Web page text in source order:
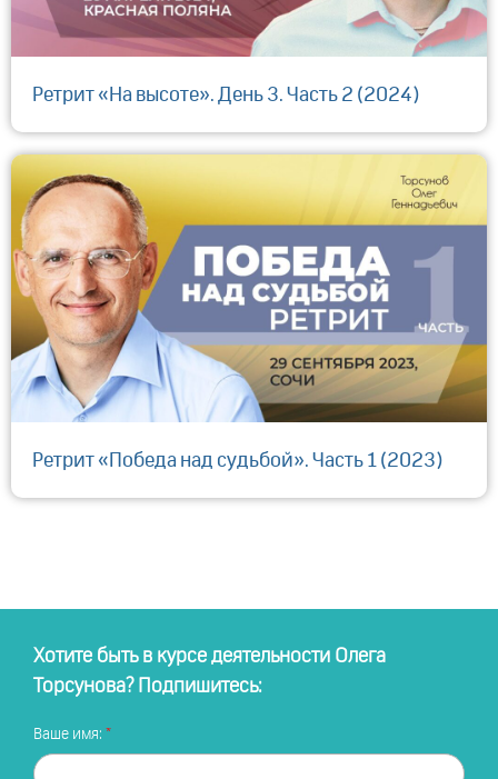
Ретрит «На высоте». День 3. Часть 2 (2024)
Ретрит «Победа над судьбой». Часть 1 (2023)
Хотите быть в курсе деятельности Олега
Торсунова? Подпишитесь:
Ваше имя: